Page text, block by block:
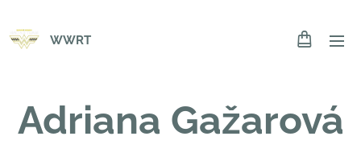
WWRT
Adriana Gažarová